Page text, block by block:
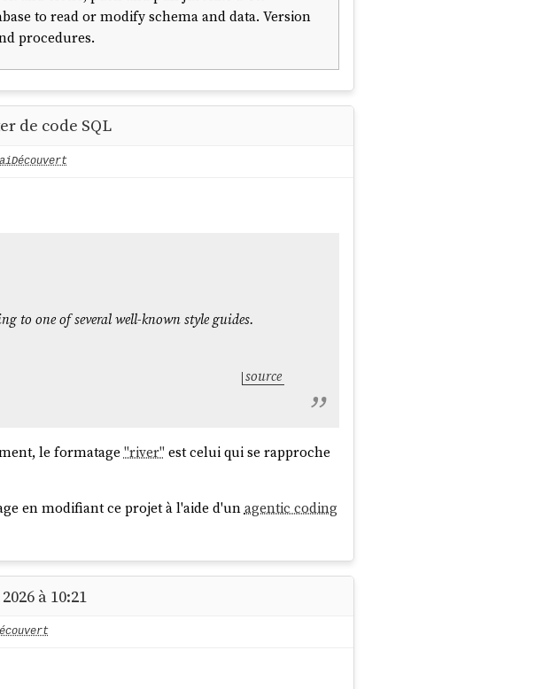
to read or modify schema and data. Version
procedures.
de code SQL
to one of several well-known style guides.
source
le formatage "river" est celui qui se rapproche
en modifiant ce projet à l'aide d'unagentic coding
à 10:21